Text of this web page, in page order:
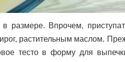
размере. Впрочем,
растительным маслом.
тесто в форму для